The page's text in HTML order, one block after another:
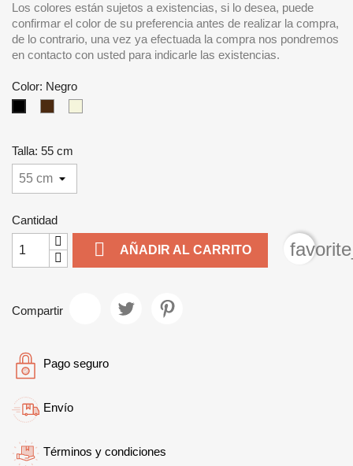
Los colores están sujetos a existencias, si lo desea, puede
confirmar el color de su preferencia antes de realizar la compra,
de lo contrario, una vez ya efectuada la compra nos pondremos
en contacto con usted para indicarle las existencias.
Color: Negro
Talla: 55 cm
Cantidad
 AÑADIR AL CARRITO
Compartir
Pago seguro
Envío
Términos y condiciones